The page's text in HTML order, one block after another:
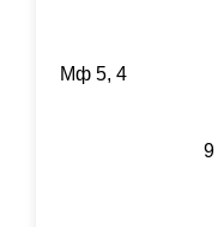
Мф 5, 4
9